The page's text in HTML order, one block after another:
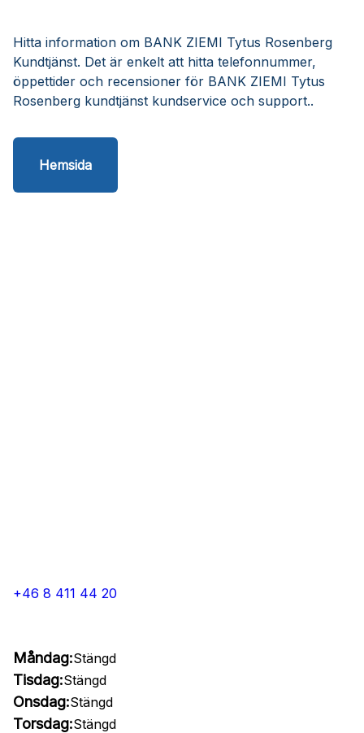
Hitta information om BANK ZIEMI Tytus Rosenberg
Kundtjänst. Det är enkelt att hitta telefonnummer,
öppettider och recensioner för BANK ZIEMI Tytus
Rosenberg kundtjänst kundservice och support..
Hemsida
+46 8 411 44 20
Måndag:Stängd
Tisdag:Stängd
Onsdag:Stängd
Torsdag:Stängd